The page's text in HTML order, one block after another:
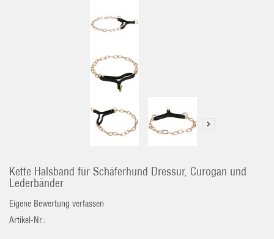
Kette Halsband für Schäferhund Dressur, Curogan und
Lederbänder
Eigene Bewertung verfassen
Artikel-Nr.: